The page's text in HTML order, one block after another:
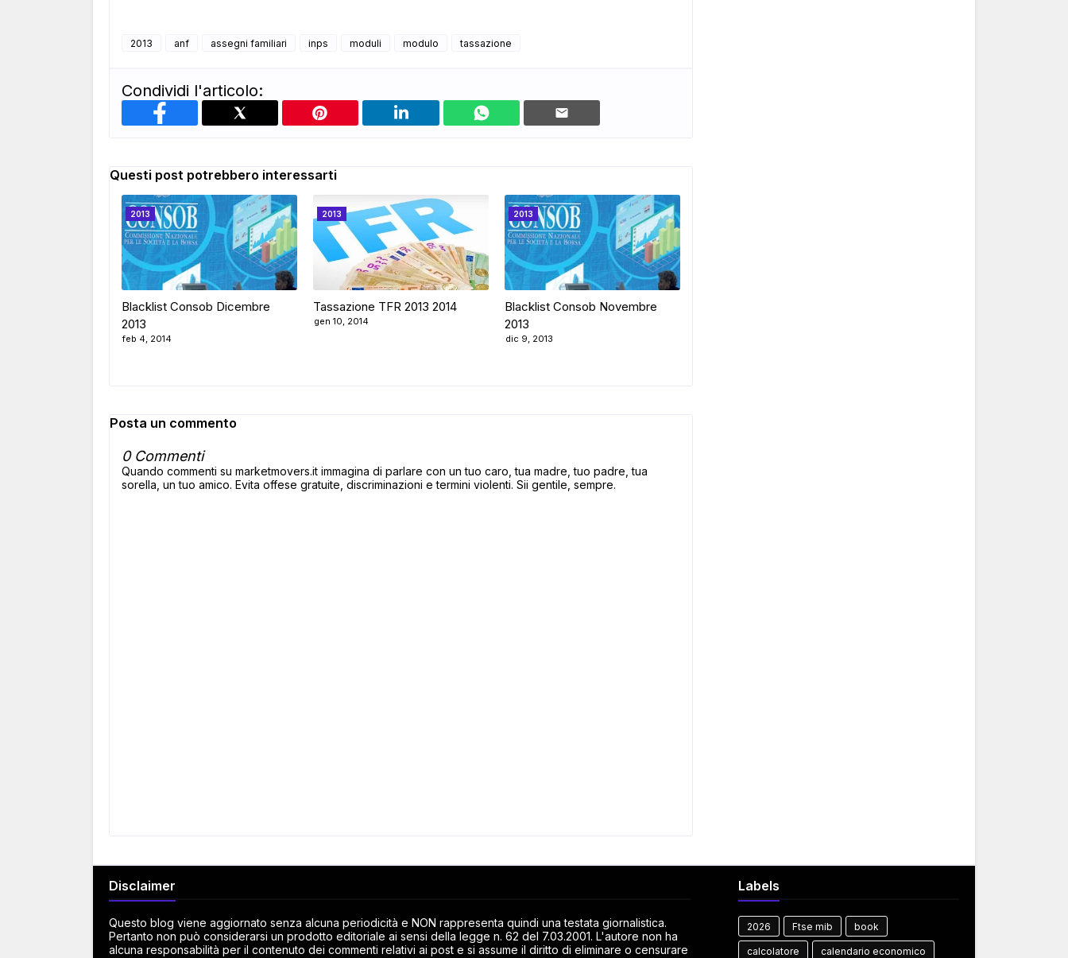
2013 anf assegni familiari inps moduli modulo tassazione
Condividi l'articolo:
Questi post potrebbero interessarti
2013
Blacklist Consob Dicembre
2013
feb 4, 2014
2013
Tassazione TFR 2013 2014
gen 10, 2014
2013
Blacklist Consob Novembre
2013
dic 9, 2013
Posta un commento
0 Commenti
Quando commenti su marketmovers.it immagina di parlare con un tuo caro, tua madre, tuo padre, tua
sorella, un tuo amico. Evita offese gratuite, discriminazioni e termini violenti. Sii gentile, sempre.
Disclaimer
Questo blog viene aggiornato senza alcuna periodicità e NON rappresenta quindi una testata giornalistica.
Pertanto non può considerarsi un prodotto editoriale ai sensi della legge n. 62 del 7.03.2001. L'autore non ha
alcuna responsabilità per il contenuto dei commenti relativi ai post e si assume il diritto di eliminare o censurare
Labels
2026 Ftse mib book
calcolatore calendario economico